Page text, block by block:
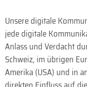
Unsere digitale
jede digitale
Anlass und Verdacht
Schweiz, im übrigen
Amerika (USA) und in